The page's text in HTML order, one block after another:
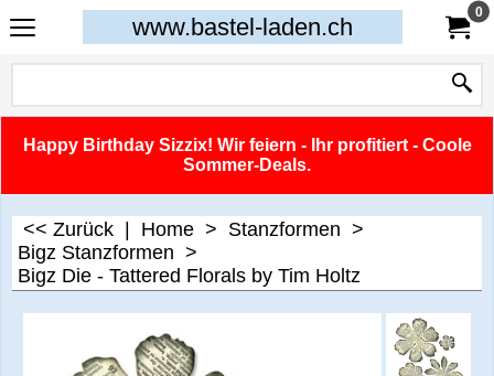
www.bastel-laden.ch
0
Happy Birthday Sizzix! Wir feiern - Ihr profitiert - Coole
Sommer-Deals.
<< Zurück Home > Stanzformen >
Bigz Stanzformen >
Bigz Die - Tattered Florals by Tim Holtz